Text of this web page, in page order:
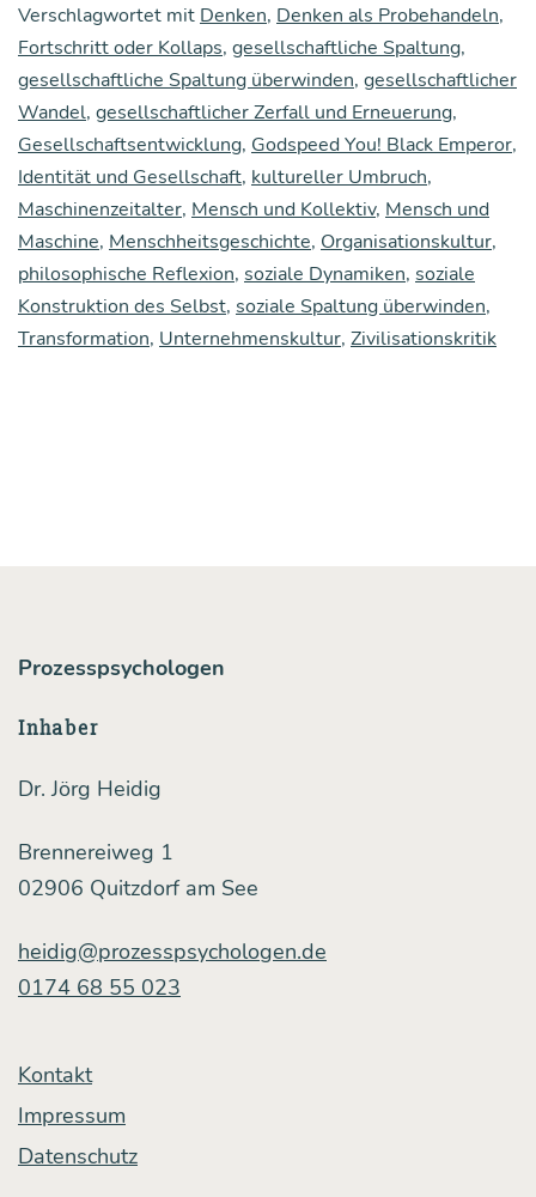
the
bel­
ly
of
this
hor­
ri­
ble
machi­
ding
Verschlagwortet mit Denken, Denken als Probehandeln,
Fortschritt oder Kollaps, gesellschaftliche Spaltung,
gesellschaftliche Spaltung überwinden, gesellschaftlicher
Wandel, gesellschaftlicher Zerfall und Erneuerung,
Gesellschaftsentwicklung, Godspeed You! Black Emperor,
Identität und Gesellschaft, kultureller Umbruch,
Maschinenzeitalter, Mensch und Kollektiv, Mensch und
Maschine, Menschheitsgeschichte, Organisationskultur,
philosophische Reflexion, soziale Dynamiken, soziale
Konstruktion des Selbst, soziale Spaltung überwinden,
Transformation, Unternehmenskultur, Zivilisationskritik
Prozesspsychologen
Inhaber
Dr. Jörg Heidig
Brennereiweg 1
02906 Quitzdorf am See
heidig@prozesspsychologen.de
0174 68 55 023
Kontakt
Impressum
Datenschutz